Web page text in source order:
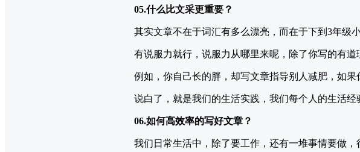
05.什么比文采更重要？
其实文章不在于词汇有多么漂亮，而在于下到3年级
有说服力就行，说服力从哪里来呢，除了你写的有
例如，你自己长的胖，却写文章指导别人减肥，如
说白了，就是我们的生活实践，我们每个人的生活经
06.如何高效率的写好文章？
我们日常生活中，除了要工作，还有一堆事情要做